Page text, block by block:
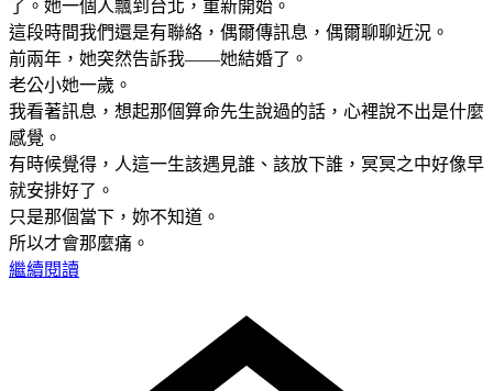
了。她一個人飄到台北，重新開始。
這段時間我們還是有聯絡，偶爾傳訊息，偶爾聊聊近況。
前兩年，她突然告訴我——她結婚了。
老公小她一歲。
我看著訊息，想起那個算命先生說過的話，心裡說不出是什麼
感覺。
有時候覺得，人這一生該遇見誰、該放下誰，冥冥之中好像早
就安排好了。
只是那個當下，妳不知道。
所以才會那麼痛。
繼續閱讀